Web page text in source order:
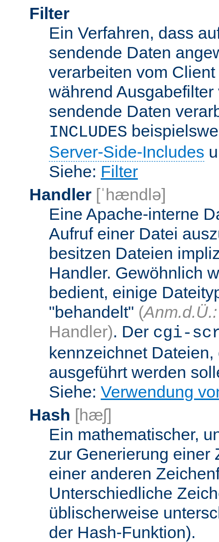
Filter
Ein Verfahren, dass
sendende Daten
verarbeiten vom
während
sendende Daten
INCLUDES
Server-Side-Includes
Siehe: Filter
Handler [ˈhændlə]
Eine Apache-interne
Aufruf einer Datei
besitzen Dateien
Handler. Gewöhnlich
bedient, einige
"behandelt" (Anm.d.Ü.:
Handler). Der cgi-
kennzeichnet
ausgeführt werden
Siehe: Verwendung
Hash [hæʃ]
Ein mathematischer,
zur Generierung einer
einer anderen
Unterschiedliche
üblischerweise
der Hash-Funktion).